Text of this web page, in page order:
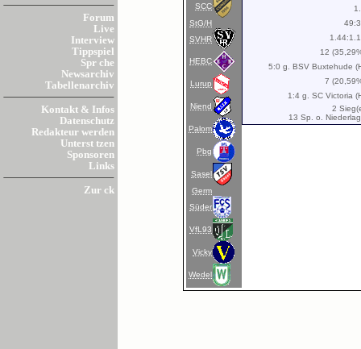
Forum
Live
Interview
Tippspiel
Spr che
Newsarchiv
Tabellenarchiv
Kontakt & Infos
Datenschutz
Redakteur werden
Unterst tzen
Sponsoren
Links
Zur ck
SCC
StG/H
SVHR
HEBC
Lurup
Niend
Palom
Pbg
Sasel
Germ
Süder
VfL93
Vicky
Wedel
12
5:0 g. BSV Buxtehude
7
1:4 g. SC Victoria
2
13 Sp. o.